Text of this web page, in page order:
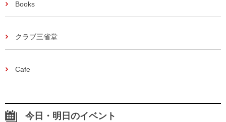
Books
クラブ三省堂
Cafe
今日・明日のイベント